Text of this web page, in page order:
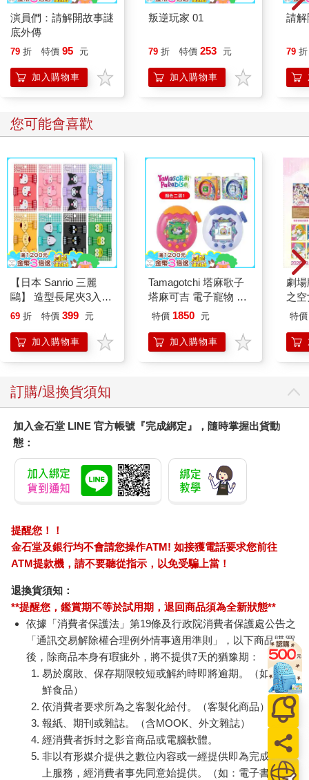
演員們：請解開故事謎
底外傳
79 折 特價 95 元
加入購物車
叛逆玩家 01
79 折 特價 253 元
加入購物車
請解
79 折
您可能會喜歡
【日本 Sanrio 三麗
鷗】 造型長尾夾3入組
(8款可選) 凱蒂貓 Hello
企鵝
69 折 特價 399 元
加入購物車
Tamagotchi 塔麻歌子
塔麻可吉 電子寵物 樂
園系列（熱帶橙果／極
特價 1850 元
加入購物車
劇
之
樂
特價
訂購/退換貨須知
加入金石堂 LINE 官方帳號『完成綁定』，隨時掌握出貨動
態：
提醒您！！
金石堂及銀行均不會請您操作ATM! 如接獲電話要求您前往
ATM提款機，請不要聽從指示，以免受騙上當！
退換貨須知：
**提醒您，鑑賞期不等於試用期，退回商品須為全新狀態**
依據「消費者保護法」第19條及行政院消費者保護處公告之
「通訊交易解除權合理例外情事適用準則」，以下商品購買
後，除商品本身有瑕疵外，將不提供7天的猶豫期：
易於腐敗、保存期限較短或解約時即將逾期。（如：生
鮮食品）
依消費者要求所為之客製化給付。（客製化商品）
報紙、期刊或雜誌。（含MOOK、外文雜誌）
經消費者拆封之影音商品或電腦軟體。
非以有形媒介提供之數位內容或一經提供即為完成之線
上服務，經消費者事先同意始提供。（如：電子書、電